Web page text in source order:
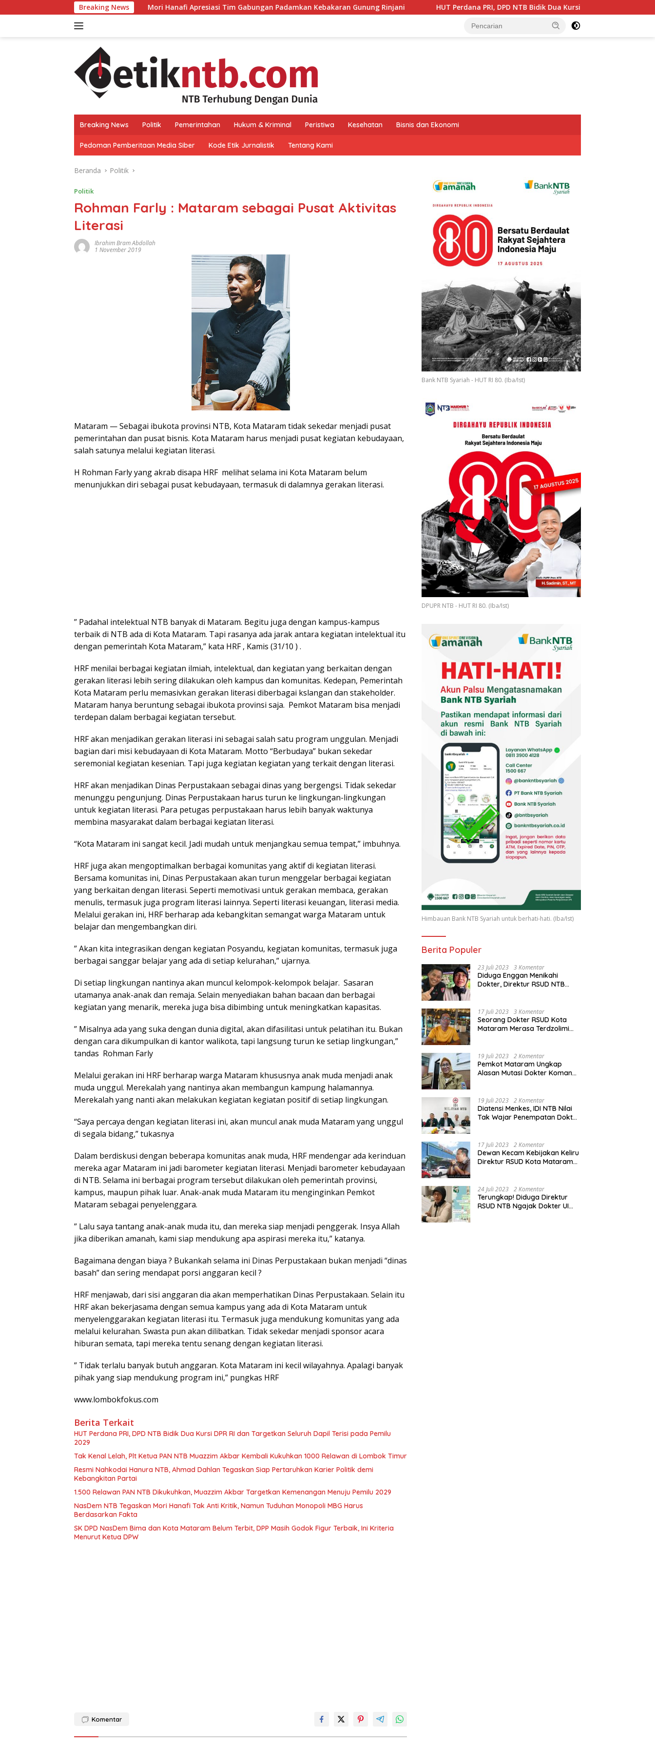
ke
Breaking News
Mori Hanafi Apresiasi Tim Gabungan Padamkan Kebakaran Gunung Rinjani HUT Perdana PRI, DPD NTB Bidik Dua Kursi DPR RI dan Targetkan Seluruh Dapil
Breaking News Politik Pemerintahan Hukum & Kriminal Peristiwa Kesehatan Bisnis dan Ekonomi
Pedoman Pemberitaan Media Siber Kode Etik Jurnalistik Tentang Kami
Beranda Politik
Politik
Rohman Farly : Mataram sebagai Pusat Aktivitas
Literasi
Ibrahim Bram Abdollah
1 November 2019
Mataram — Sebagai ibukota provinsi NTB, Kota Mataram tidak sekedar menjadi pusat
pemerintahan dan pusat bisnis. Kota Mataram harus menjadi pusat kegiatan kebudayaan,
salah satunya melalui kegiatan literasi.
H Rohman Farly yang akrab disapa HRF melihat selama ini Kota Mataram belum
menunjukkan diri sebagai pusat kebudayaan, termasuk di dalamnya gerakan literasi.
” Padahal intelektual NTB banyak di Mataram. Begitu juga dengan kampus-kampus
terbaik di NTB ada di Kota Mataram. Tapi rasanya ada jarak antara kegiatan intelektual itu
dengan pemerintah Kota Mataram,” kata HRF , Kamis (31/10 ) .
HRF menilai berbagai kegiatan ilmiah, intelektual, dan kegiatan yang berkaitan dengan
gerakan literasi lebih sering dilakukan oleh kampus dan komunitas. Kedepan, Pemerintah
Kota Mataram perlu memasivkan gerakan literasi diberbagai kslangan dan stakeholder.
Mataram hanya beruntung sebagai ibukota provinsi saja. Pemkot Mataram bisa menjadi
terdepan dalam berbagai kegiatan tersebut.
HRF akan menjadikan gerakan literasi ini sebagai salah satu program unggulan. Menjadi
bagian dari misi kebudayaan di Kota Mataram. Motto “Berbudaya” bukan sekedar
seremonial kegiatan kesenian. Tapi juga kegiatan kegiatan yang terkait dengan literasi.
HRF akan menjadikan Dinas Perpustakaan sebagai dinas yang bergengsi. Tidak sekedar
menunggu pengunjung. Dinas Perpustakaan harus turun ke lingkungan-lingkungan
untuk kegiatan literasi. Para petugas perpustakaan harus lebih banyak waktunya
membina masyarakat dalam berbagai kegiatan literasi.
“Kota Mataram ini sangat kecil. Jadi mudah untuk menjangkau semua tempat,” imbuhnya.
HRF juga akan mengoptimalkan berbagai komunitas yang aktif di kegiatan literasi.
Bersama komunitas ini, Dinas Perpustakaan akan turun menggelar berbagai kegiatan
yang berkaitan dengan literasi. Seperti memotivasi untuk gerakan membaca, gerakan
menulis, termasuk juga program literasi lainnya. Seperti literasi keuangan, literasi media.
Melalui gerakan ini, HRF berharap ada kebangkitan semangat warga Mataram untuk
belajar dan mengembangkan diri.
” Akan kita integrasikan dengan kegiatan Posyandu, kegiatan komunitas, termasuk juga
berbagai sanggar belajar yang ada di setiap kelurahan,” ujarnya.
Di setiap lingkungan nantinya akan muncul kelompok-kelompok belajar. Sasaran
utamanya anak-anak dan remaja. Selain menyediakan bahan bacaan dan berbagai
kegiatan yang menarik, mereka juga bisa dibimbing untuk meningkatkan kapasitas.
” Misalnya ada yang suka dengan dunia digital, akan difasilitasi untuk pelatihan itu. Bukan
dengan cara dikumpulkan di kantor walikota, tapi langsung turun ke setiap lingkungan,”
tandas Rohman Farly
Melalui gerakan ini HRF berharap warga Mataram khususnya anak muda menjadi anak
muda unggul. Merekalah yang nantinya akan membangun kampung halamannya.
Merekalah yang nanti akan melakukan kegiatan kegiatan positif di setiap lingkungan.
“Saya percaya dengan kegiatan literasi ini, akan muncul anak muda Mataram yang unggul
di segala bidang,” tukasnya
Dalam berdiskusi dengan beberapa komunitas anak muda, HRF mendengar ada kerinduan
mereka agar Mataram ini jadi barometer kegiatan literasi. Menjadi barometer kebudayaan
di NTB. Selama ini berbagai program tersebut dilakukan oleh pemerintah provinsi,
kampus, maupun pihak luar. Anak-anak muda Mataram itu menginginkan Pemkot
Mataram sebagai penyelenggara.
” Lalu saya tantang anak-anak muda itu, dan mereka siap menjadi penggerak. Insya Allah
jika diberikan amanah, kami siap mendukung apa aspirasi mereka itu,” katanya.
Bagaimana dengan biaya ? Bukankah selama ini Dinas Perpustakaan bukan menjadi “dinas
basah” dan sering mendapat porsi anggaran kecil ?
HRF menjawab, dari sisi anggaran dia akan memperhatikan Dinas Perpustakaan. Selain itu
HRF akan bekerjasama dengan semua kampus yang ada di Kota Mataram untuk
menyelenggarakan kegiatan literasi itu. Termasuk juga mendukung komunitas yang ada
melalui kelurahan. Swasta pun akan dilibatkan. Tidak sekedar menjadi sponsor acara
hiburan semata, tapi mereka tentu senang dengan kegiatan literasi.
” Tidak terlalu banyak butuh anggaran. Kota Mataram ini kecil wilayahnya. Apalagi banyak
pihak yang siap mendukung program ini,” pungkas HRF
www.lombokfokus.com
Berita Terkait
HUT Perdana PRI, DPD NTB Bidik Dua Kursi DPR RI dan Targetkan Seluruh Dapil Terisi pada Pemilu
2029
Tak Kenal Lelah, Plt Ketua PAN NTB Muazzim Akbar Kembali Kukuhkan 1000 Relawan di Lombok Timur
Resmi Nahkodai Hanura NTB, Ahmad Dahlan Tegaskan Siap Pertaruhkan Karier Politik demi
Kebangkitan Partai
1.500 Relawan PAN NTB Dikukuhkan, Muazzim Akbar Targetkan Kemenangan Menuju Pemilu 2029
NasDem NTB Tegaskan Mori Hanafi Tak Anti Kritik, Namun Tuduhan Monopoli MBG Harus
Berdasarkan Fakta
SK DPD NasDem Bima dan Kota Mataram Belum Terbit, DPP Masih Godok Figur Terbaik, Ini Kriteria
Menurut Ketua DPW
Komentar
Bank NTB Syariah - HUT RI 80. (Iba/Ist)
DPUPR NTB - HUT RI 80. (Iba/Ist)
Himbauan Bank NTB Syariah untuk berhati-hati. (Iba/Ist)
Berita Populer
23 Juli 2023 3 Komentar
Diduga Enggan Menikahi
Dokter, Direktur RSUD NTB
17 Juli 2023 3 Komentar
Seorang Dokter RSUD Kota
Mataram Merasa Terdzolimi
19 Juli 2023 2 Komentar
Pemkot Mataram Ungkap
Alasan Mutasi Dokter Komang
19 Juli 2023 2 Komentar
Diatensi Menkes, IDI NTB Nilai
Tak Wajar Penempatan Dokter
17 Juli 2023 2 Komentar
Dewan Kecam Kebijakan Keliru
Direktur RSUD Kota Mataram
24 Juli 2023 2 Komentar
Terungkap! Diduga Direktur
RSUD NTB Ngajak Dokter UI